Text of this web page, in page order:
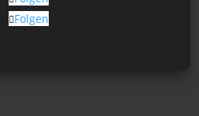
Folgen